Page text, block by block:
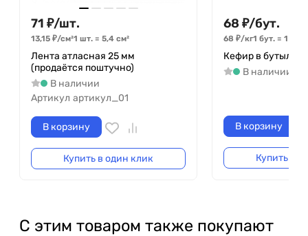
71 ₽/шт.
13,15 ₽/см²1 шт. = 5,4 см²
Лента атласная 25 мм
(продаётся поштучно)
В наличии
Артикул артикул_01
В корзину
Купить в один клик
68 ₽/бут.
68 ₽/кг1 бут. = 1
Кефир в бутылке
В наличии
В корзину
Купить в
С этим товаром также покупают